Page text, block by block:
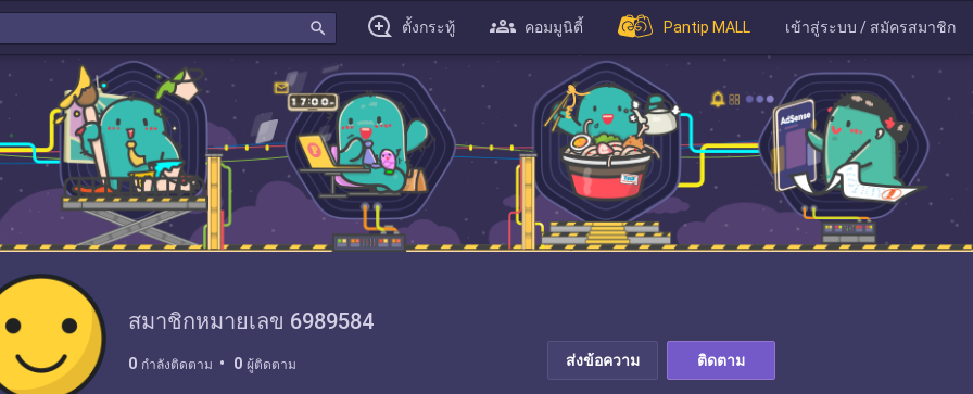
search ตั้งกระทู้ คอมมูนิตี้ Pantip MALL เข้าสู่ระบบ / สมัครสมาชิก
สมาชิกหมายเลข 6989584
0 กำลังติดตาม 0 ผู้ติดตาม ส่งข้อความ ติดตาม